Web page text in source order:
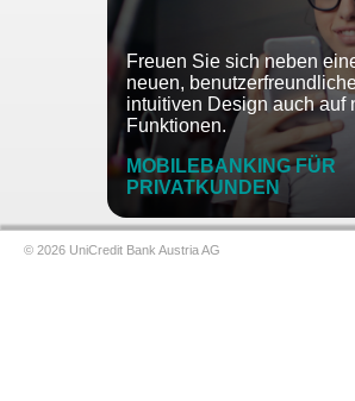
Freuen Sie sich neben
neuen,
intuitiven Design auch auf
Funktionen.
MOBILEBANKING FÜR
PRIVATKUNDEN
© 2026 UniCredit Bank Austria AG